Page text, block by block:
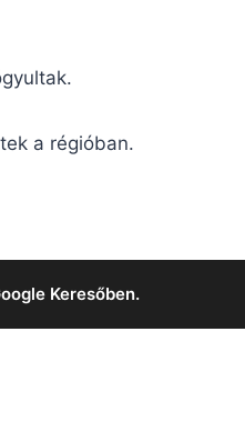
a régióban.
Keresőben.